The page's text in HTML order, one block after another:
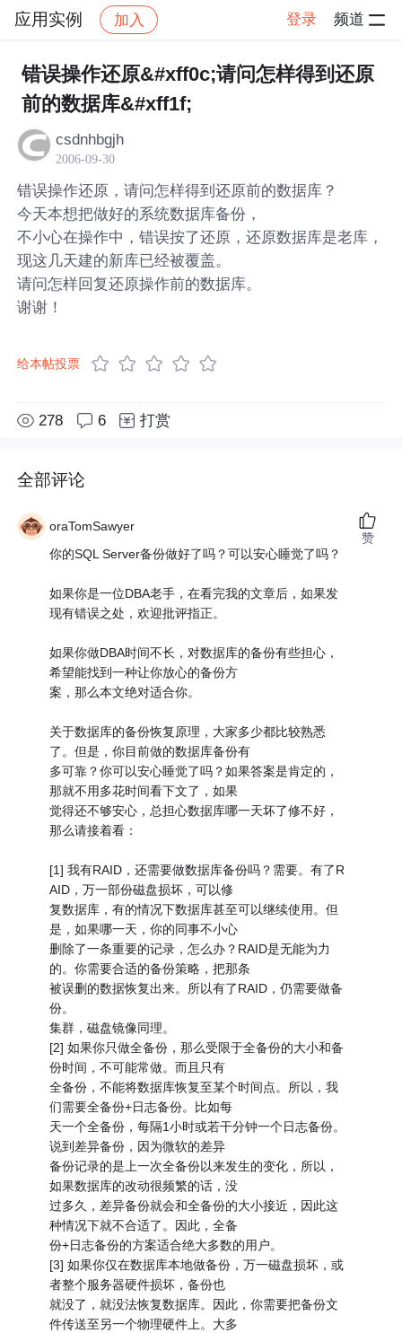
应用实例 加入 登录 频道
社区 应用实例 帖子详情
错误操作还原&#xff0c;请问怎样得到还原
前的数据库&#xff1f;
csdnhbgjh
2006-09-30
错误操作还原，请问怎样得到还原前的数据库？
今天本想把做好的系统数据库备份，
不小心在操作中，错误按了还原，还原数据库是老库，
现这几天建的新库已经被覆盖。
请问怎样回复还原操作前的数据库。
谢谢！
给本帖投票
278 6 打赏
全部评论
oraTomSawyer
你的SQL Server备份做好了吗？可以安心睡觉了吗？
如果你是一位DBA老手，在看完我的文章后，如果发
现有错误之处，欢迎批评指正。
如果你做DBA时间不长，对数据库的备份有些担心，
希望能找到一种让你放心的备份方
案，那么本文绝对适合你。
关于数据库的备份恢复原理，大家多少都比较熟悉
了。但是，你目前做的数据库备份有
多可靠？你可以安心睡觉了吗？如果答案是肯定的，
那就不用多花时间看下文了，如果
觉得还不够安心，总担心数据库哪一天坏了修不好，
那么请接着看：
[1] 我有RAID，还需要做数据库备份吗？需要。有了R
AID，万一部份磁盘损坏，可以修
复数据库，有的情况下数据库甚至可以继续使用。但
是，如果哪一天，你的同事不小心
删除了一条重要的记录，怎么办？RAID是无能为力
的。你需要合适的备份策略，把那条
被误删的数据恢复出来。所以有了RAID，仍需要做备
份。
集群，磁盘镜像同理。
[2] 如果你只做全备份，那么受限于全备份的大小和备
份时间，不可能常做。而且只有
全备份，不能将数据库恢复至某个时间点。所以，我
们需要全备份+日志备份。比如每
天一个全备份，每隔1小时或若干分钟一个日志备份。
说到差异备份，因为微软的差异
备份记录的是上一次全备份以来发生的变化，所以，
如果数据库的改动很频繁的话，没
过多久，差异备份就会和全备份的大小接近，因此这
种情况下就不合适了。因此，全备
份+日志备份的方案适合绝大多数的用户。
[3] 如果你仅在数据库本地做备份，万一磁盘损坏，或
者整个服务器硬件损坏，备份也
就没了，就没法恢复数据库。因此，你需要把备份文
件传送至另一个物理硬件上。大多
赞